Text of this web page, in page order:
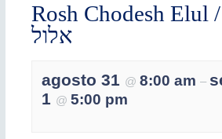
Rosh Chodesh Elul / ראש חודש
אלול
agosto 31 @ 8:00 am –
1 @ 5:00 pm